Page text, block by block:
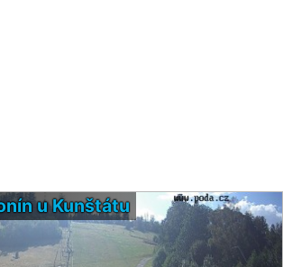
u Kunštátu